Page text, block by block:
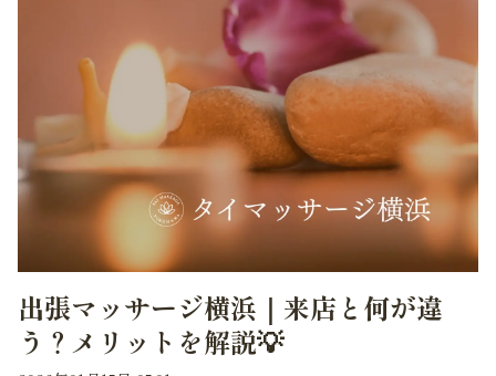
出張マッサージ横浜｜来店と何が違
う？メリットを解説💡